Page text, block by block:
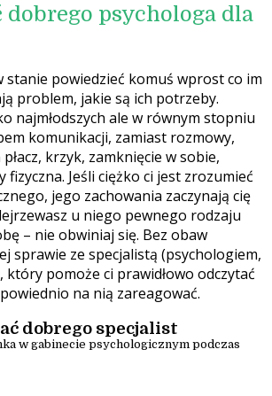
dobrego psychologa dla
stanie powiedzieć komuś wprost co im
problem, jakie są ich potrzeby.
najmłodszych ale w równym stopniu
komunikacji, zamiast rozmowy,
krzyk, zamknięcie w sobie,
fizyczna. Jeśli ciężko ci jest zrozumieć
jego zachowania zaczynają cię
u niego pewnego rodzaju
– nie obwiniaj się. Bez obaw
sprawie ze specjalistą (psychologiem,
pomoże ci prawidłowo odczytać
na nią zareagować.
dobrego specjalist